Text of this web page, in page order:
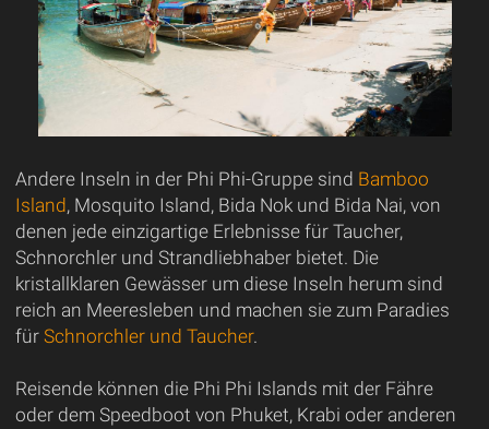
Andere Inseln in der Phi Phi-Gruppe sind Bamboo
Island, Mosquito Island, Bida Nok und Bida Nai, von
denen jede einzigartige Erlebnisse für Taucher,
Schnorchler und Strandliebhaber bietet. Die
kristallklaren Gewässer um diese Inseln herum sind
reich an Meeresleben und machen sie zum Paradies
für Schnorchler und Taucher.
Reisende können die Phi Phi Islands mit der Fähre
oder dem Speedboot von Phuket, Krabi oder anderen